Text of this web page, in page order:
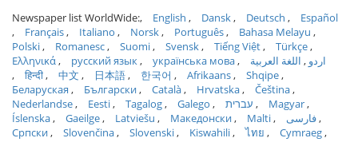
Newspaper list WorldWide: English Dansk Deutsch
Español
Français
Italiano Norsk Português
Bahasa Melayu
Polski
Romanesc Suomi Svensk Tiếng Việt
Türkçe
Ελληνικά
русский язык українська мова اردو
اللغة العربية
हिन्दी
中文 日本語 한국어 Afrikaans
Shqipe
Беларуская
Български Català Hrvatska
Čeština
Nederlandse
Eesti Tagalog Galego עברית
Magyar
Íslenska
Gaeilge Latviešu Македонски Malti
فارسی
Српски
Slovenčina Slovenski Kiswahili ไทย
Cymraeg